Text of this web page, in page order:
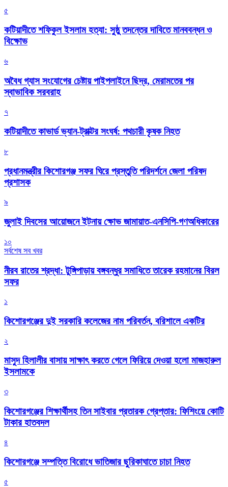
৫
কটিয়াদীতে শফিকুল ইসলাম হত্যা: সুষ্ঠু তদন্তের দাবিতে মানববন্ধন ও
বিক্ষোভ
৬
অবৈধ গ্যাস সংযোগের চেষ্টায় পাইপলাইনে ছিদ্র, মেরামতের পর
স্বাভাবিক সরবরাহ
৭
কটিয়াদীতে কাভার্ড ভ্যান-ট্রাক্টর সংঘর্ষ: পথচারী কৃষক নিহত
৮
প্রধানমন্ত্রীর কিশোরগঞ্জ সফর ঘিরে প্রস্তুতি পরিদর্শনে জেলা পরিষদ
প্রশাসক
৯
জুলাই দিবসের আয়োজনে ইটনায় ক্ষোভ জামায়াত-এনসিপি-গণঅধিকারের
১০
সর্বশেষ সব খবর
নীরব রাতের শ্রদ্ধা: টুঙ্গিপাড়ায় বঙ্গবন্ধুর সমাধিতে তারেক রহমানের বিরল
সফর
১
কিশোরগঞ্জের দুই সরকারি কলেজের নাম পরিবর্তন, বরিশালে একটির
২
মাসুদ হিলালীর বাসায় সাক্ষাৎ করতে গেলে ফিরিয়ে দেওয়া হলো মাজহারুল
ইসলামকে
৩
কিশোরগঞ্জের শিক্ষার্থীসহ তিন সাইবার প্রতারক গ্রেপ্তার: ফিশিংয়ে কোটি
টাকার হাতবদল
৪
কিশোরগঞ্জে সম্পত্তি বিরোধে ভাতিজার ছুরিকাঘাতে চাচা নিহত
৫